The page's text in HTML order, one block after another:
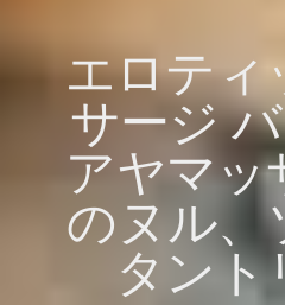
エロティ
サージ
アヤマッ
のヌル、
タント